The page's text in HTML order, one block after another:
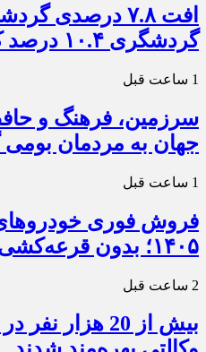
افت ۷.۸ درصدی
گردشگری ۱۰.۴ درصد کاهش یافت
1 ساعت قبل
سرزمین، فرهنگ و
جهان به مردمان
1 ساعت قبل
فروش فوری خودروهای
۱۴۰۵؛ بدون قرعه‌کشی و حساب وکالتی
2 ساعت قبل
بیش از 20